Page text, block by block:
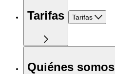
Tarifas Tarifas
Quiénes somos